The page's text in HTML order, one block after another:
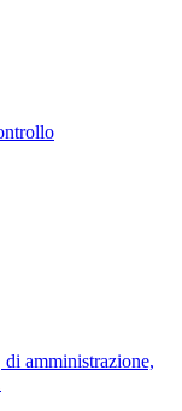
amministrazione,